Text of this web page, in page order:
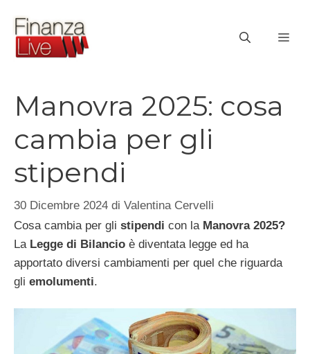
contenuto
Manovra 2025: cosa
cambia per gli
stipendi
30 Dicembre 2024 di Valentina Cervelli
Cosa cambia per gli stipendi con la Manovra 2025?
La Legge di Bilancio è diventata legge ed ha
apportato diversi cambiamenti per quel che riguarda
gli emolumenti.